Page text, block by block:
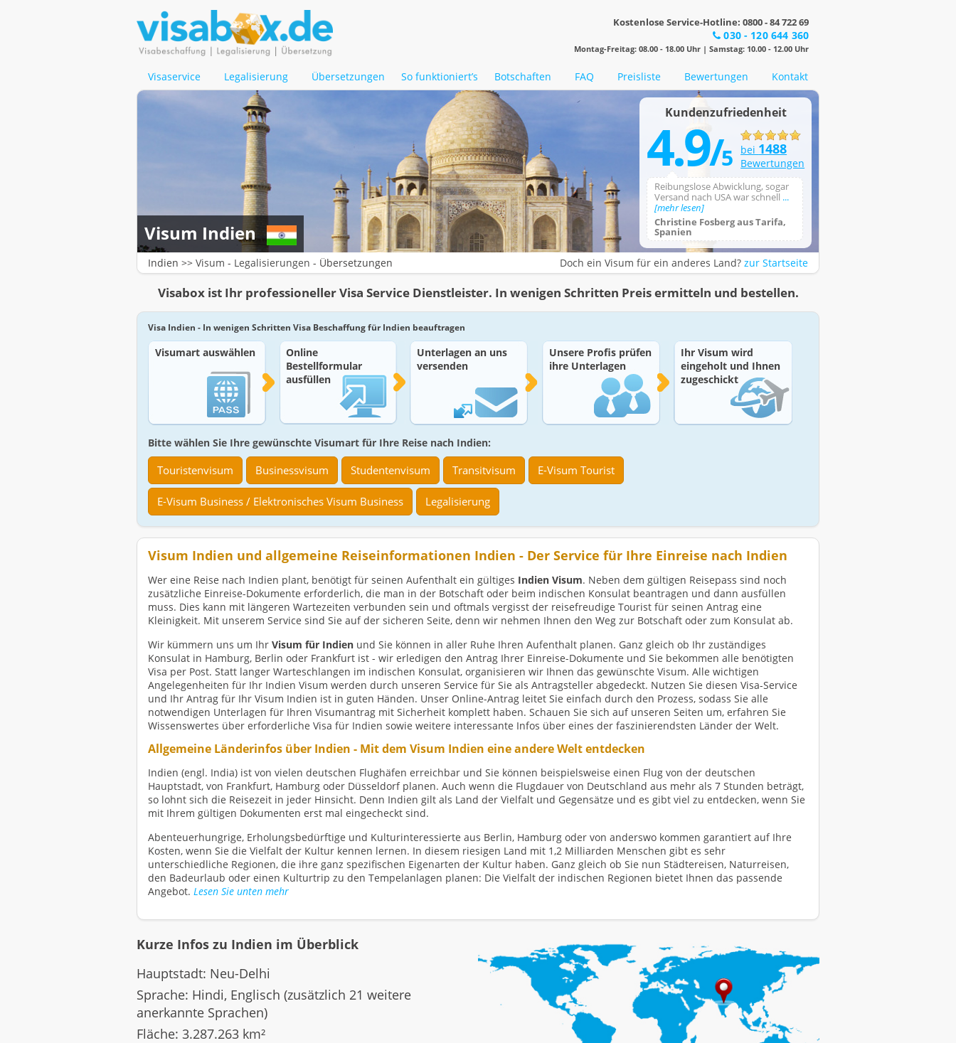
Kostenlose Service-Hotline: 0800 - 84 722 69
030 - 120 644 360
Montag-Freitag: 08.00 - 18.00 Uhr | Samstag: 10.00 - 12.00 Uhr
Visaservice Legalisierung Übersetzungen So funktioniert’s Botschaften FAQ Preisliste Bewertungen Kontakt
Kundenzufriedenheit
4.9/5 bei 1488
Bewertungen
Reibungslose Abwicklung, sogar
Versand nach USA war schnell ...
[mehr lesen]
Christine Fosberg aus Tarifa,
Spanien
Visum Indien
Indien >> Visum - Legalisierungen - Übersetzungen Doch ein Visum für ein anderes Land? zur Startseite
Visabox ist Ihr professioneller Visa Service Dienstleister. In wenigen Schritten Preis ermitteln und bestellen.
Visa Indien - In wenigen Schritten Visa Beschaffung für Indien beauftragen
Visumart auswählen
Online
Bestellformular
ausfüllen
Unterlagen an uns
versenden
Unsere Profis prüfen
ihre Unterlagen
Ihr Visum wird
eingeholt und Ihnen
zugeschickt
Bitte wählen Sie Ihre gewünschte Visumart für Ihre Reise nach Indien:
Touristenvisum Businessvisum Studentenvisum Transitvisum E-Visum Tourist
E-Visum Business / Elektronisches Visum Business Legalisierung
Visum Indien und allgemeine Reiseinformationen Indien - Der Service für Ihre Einreise nach Indien
Wer eine Reise nach Indien plant, benötigt für seinen Aufenthalt ein gültiges Indien Visum. Neben dem gültigen Reisepass sind noch
zusätzliche Einreise-Dokumente erforderlich, die man in der Botschaft oder beim indischen Konsulat beantragen und dann ausfüllen
muss. Dies kann mit längeren Wartezeiten verbunden sein und oftmals vergisst der reisefreudige Tourist für seinen Antrag eine
Kleinigkeit. Mit unserem Service sind Sie auf der sicheren Seite, denn wir nehmen Ihnen den Weg zur Botschaft oder zum Konsulat ab.
Wir kümmern uns um Ihr Visum für Indien und Sie können in aller Ruhe Ihren Aufenthalt planen. Ganz gleich ob Ihr zuständiges
Konsulat in Hamburg, Berlin oder Frankfurt ist - wir erledigen den Antrag Ihrer Einreise-Dokumente und Sie bekommen alle benötigten
Visa per Post. Statt langer Warteschlangen im indischen Konsulat, organisieren wir Ihnen das gewünschte Visum. Alle wichtigen
Angelegenheiten für Ihr Indien Visum werden durch unseren Service für Sie als Antragsteller abgedeckt. Nutzen Sie diesen Visa-Service
und Ihr Antrag für Ihr Visum Indien ist in guten Händen. Unser Online-Antrag leitet Sie einfach durch den Prozess, sodass Sie alle
notwendigen Unterlagen für Ihren Visumantrag mit Sicherheit komplett haben. Schauen Sie sich auf unseren Seiten um, erfahren Sie
Wissenswertes über erforderliche Visa für Indien sowie weitere interessante Infos über eines der faszinierendsten Länder der Welt.
Allgemeine Länderinfos über Indien - Mit dem Visum Indien eine andere Welt entdecken
Indien (engl. India) ist von vielen deutschen Flughäfen erreichbar und Sie können beispielsweise einen Flug von der deutschen
Hauptstadt, von Frankfurt, Hamburg oder Düsseldorf planen. Auch wenn die Flugdauer von Deutschland aus mehr als 7 Stunden beträgt,
so lohnt sich die Reisezeit in jeder Hinsicht. Denn Indien gilt als Land der Vielfalt und Gegensätze und es gibt viel zu entdecken, wenn Sie
mit Ihrem gültigen Dokumenten erst mal eingecheckt sind.
Abenteuerhungrige, Erholungsbedürftige und Kulturinteressierte aus Berlin, Hamburg oder von anderswo kommen garantiert auf Ihre
Kosten, wenn Sie die Vielfalt der Kultur kennen lernen. In diesem riesigen Land mit 1,2 Milliarden Menschen gibt es sehr
unterschiedliche Regionen, die ihre ganz spezifischen Eigenarten der Kultur haben. Ganz gleich ob Sie nun Städtereisen, Naturreisen,
den Badeurlaub oder einen Kulturtrip zu den Tempelanlagen planen: Die Vielfalt der indischen Regionen bietet Ihnen das passende
Angebot. Lesen Sie unten mehr
Kurze Infos zu Indien im Überblick
Hauptstadt: Neu-Delhi
Sprache: Hindi, Englisch (zusätzlich 21 weitere
anerkannte Sprachen)
Fläche: 3.287.263 km²